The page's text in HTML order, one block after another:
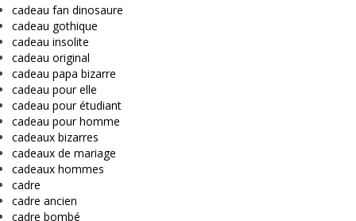
cadeau fan dinosaure
cadeau gothique
cadeau insolite
cadeau original
cadeau papa bizarre
cadeau pour elle
cadeau pour étudiant
cadeau pour homme
cadeaux bizarres
cadeaux de mariage
cadeaux hommes
cadre
cadre ancien
cadre bombé